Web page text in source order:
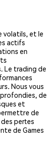
volatils, et le
actifs
en
Le trading de
Nous vous
de
et
de
pertes
de Games